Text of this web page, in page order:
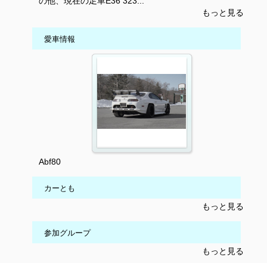
もっと見る
愛車情報
Abf80
カーとも
もっと見る
参加グループ
もっと見る